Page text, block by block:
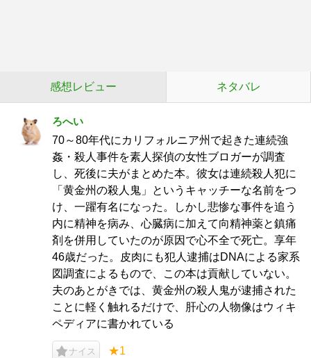
感想レビュー ネタバレ
ろへい
70～80年代にカリフォルニア州で起きた連続強
姦・殺人事件を素人探偵の女性ブロガーが調査
し、死後に夫がまとめた本。彼女は連続殺人犯に
「黄金州の殺人鬼」というキャッチーな名前をつ
け、一躍有名になった。しかし悲惨な事件を追う
内に精神を病み、心臓病に加えて向精神薬と鎮痛
剤を併用していたのが原因で心不全で死亡。享年
46歳だった。皮肉にも犯人逮捕はDNAによる家系
図調査によるもので、この本は貢献していない。
夫のあとがきでは、黄金州の殺人鬼が逮捕された
ことに軽く触れるだけで、肝心の人物像はウィキ
ペディアに書かれている
ナイス ★1